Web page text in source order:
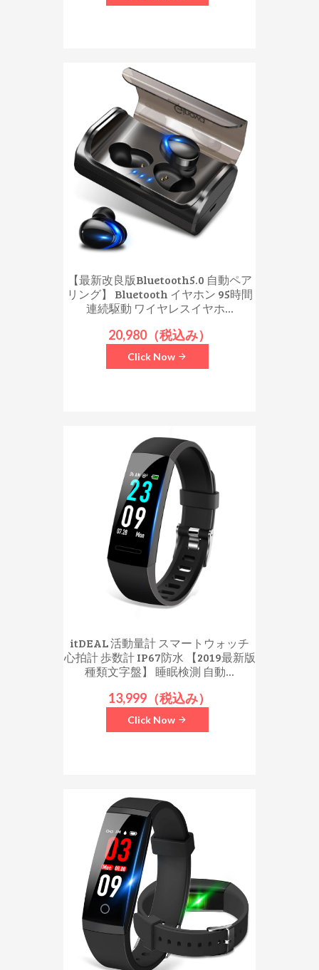
【最新改良版Bluetooth5.0 自動ペア
リング】 Bluetooth イヤホン 95時間
連続駆動 ワイヤレスイヤホ...
20,980（税込み）
Click Now
itDEAL 活動量計 スマートウォッチ
心拍計 歩数計 IP67防水 【2019最新版
種類文字盤】 睡眠検測 自動...
13,999（税込み）
Click Now